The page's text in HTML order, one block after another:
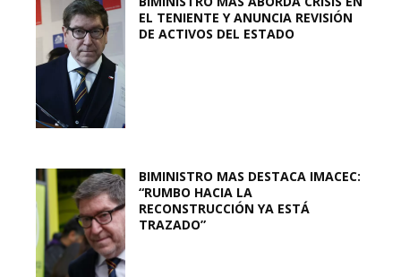
EL TENIENTE Y ANUNCIA REVISIÓN
DE ACTIVOS DEL ESTADO
BIMINISTRO MAS DESTACA IMACEC:
“RUMBO HACIA LA
RECONSTRUCCIÓN YA ESTÁ
TRAZADO”